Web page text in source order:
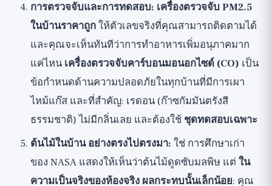
การตรวจจับและการทดสอบ: เครื่องตรวจจับ PM2.5
ในบ้านราคาถูกให้ตัวเลขจริงที่คุณสามารถติดตามได้
และคุณจะเห็นทันทีว่าการทำอาหารเพิ่มอนุภาคมาก
แค่ไหน เครื่องตรวจจับคาร์บอนมอนอกไซด์ (CO) เป็น
ข้อกำหนดด้านความปลอดภัยในทุกบ้านที่มีการเผา
ไหม้แก๊ส และที่สำคัญ: เรดอน (ก๊าซกัมมันตรังสี
ธรรมชาติ) ไม่มีกลิ่นเลย และต้องใช้ ชุดทดสอบเฉพาะ
ต้นไม้ในบ้าน อย่างตรงไปตรงมา: ใช่ การศึกษาเก่า
ของ NASA แสดงให้เห็นว่าต้นไม้ดูดซับมลพิษ แต่ ใน
ความเป็นจริงของห้องจริง ผลกระทบนั้นเล็กน้อย: คุณ